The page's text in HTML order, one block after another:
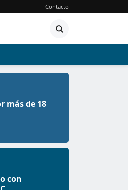
Contacto
más de 18
con